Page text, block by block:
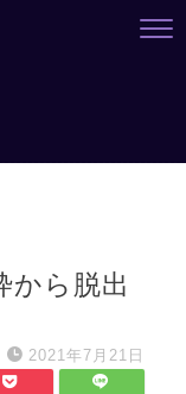
から脱出
2021年7月21日